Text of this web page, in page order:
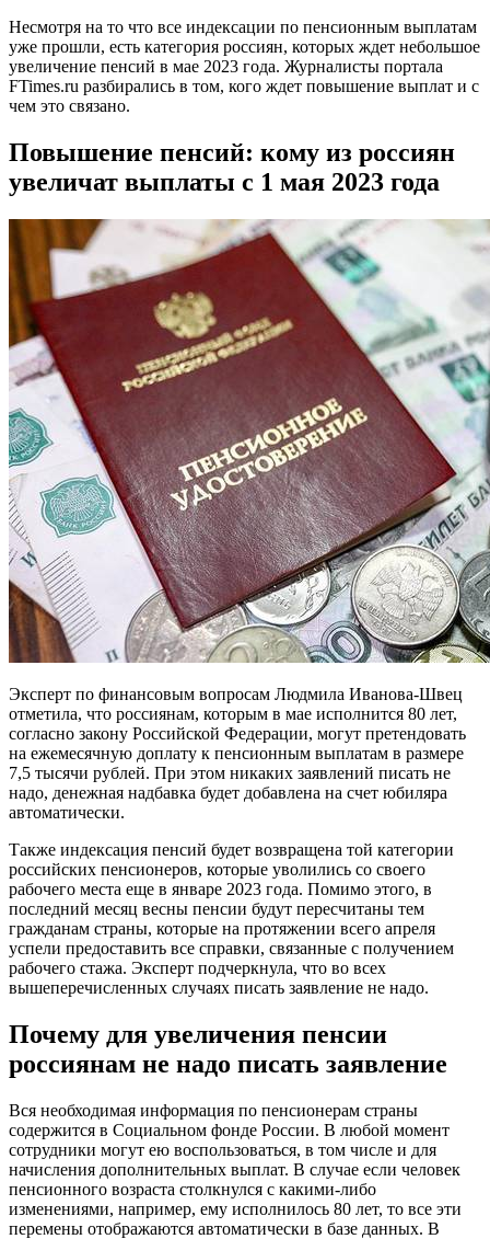
Несмотря на то что все индексации по пенсионным выплатам
уже прошли, есть категория россиян, которых ждет небольшое
увеличение пенсий в мае 2023 года. Журналисты портала
FTimes.ru разбирались в том, кого ждет повышение выплат и с
чем это связано.
Повышение пенсий: кому из россиян
увеличат выплаты с 1 мая 2023 года
Эксперт по финансовым вопросам Людмила Иванова-Швец
отметила, что россиянам, которым в мае исполнится 80 лет,
согласно закону Российской Федерации, могут претендовать
на ежемесячную доплату к пенсионным выплатам в размере
7,5 тысячи рублей. При этом никаких заявлений писать не
надо, денежная надбавка будет добавлена на счет юбиляра
автоматически.
Также индексация пенсий будет возвращена той категории
российских пенсионеров, которые уволились со своего
рабочего места еще в январе 2023 года. Помимо этого, в
последний месяц весны пенсии будут пересчитаны тем
гражданам страны, которые на протяжении всего апреля
успели предоставить все справки, связанные с получением
рабочего стажа. Эксперт подчеркнула, что во всех
вышеперечисленных случаях писать заявление не надо.
Почему для увеличения пенсии
россиянам не надо писать заявление
Вся необходимая информация по пенсионерам страны
содержится в Социальном фонде России. В любой момент
сотрудники могут ею воспользоваться, в том числе и для
начисления дополнительных выплат. В случае если человек
пенсионного возраста столкнулся с какими-либо
изменениями, например, ему исполнилось 80 лет, то все эти
перемены отображаются автоматически в базе данных. В